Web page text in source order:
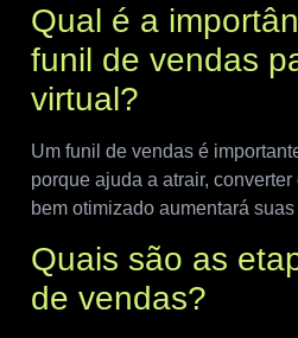
Qual é a
funil de vendas
virtual?
Um funil de vendas é
porque ajuda a atrair, converter
bem otimizado aumentará
Quais são as
de vendas?